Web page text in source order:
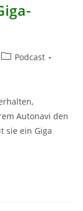
Beitrags-
Podcast
Autonavi den
sie ein Giga